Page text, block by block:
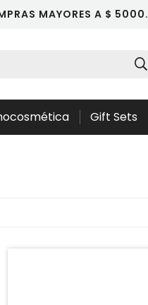
MAYORES A $ 5000.
Gift Sets